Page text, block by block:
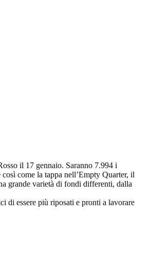
il 17 gennaio. Saranno 7.994 i
come la tappa nell’Empty Quarter, il
grande varietà di fondi differenti, dalla
di essere più riposati e pronti a lavorare